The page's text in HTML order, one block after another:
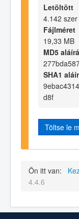
Letöltött
4.142 szer
Fájlméret
19,33 MB
MD5
SHA1
d8f
Töltse le
Ön itt van:
4.4.6